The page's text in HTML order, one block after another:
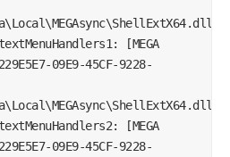
[MEGA
09E9-45CF-9228-
[MEGA
09E9-45CF-9228-